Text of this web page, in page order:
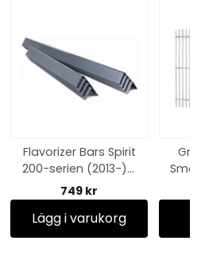
Flavorizer Bars Spirit
200-serien (2013-) -
porslinemaljerat
749 kr
Lägg i varukorg